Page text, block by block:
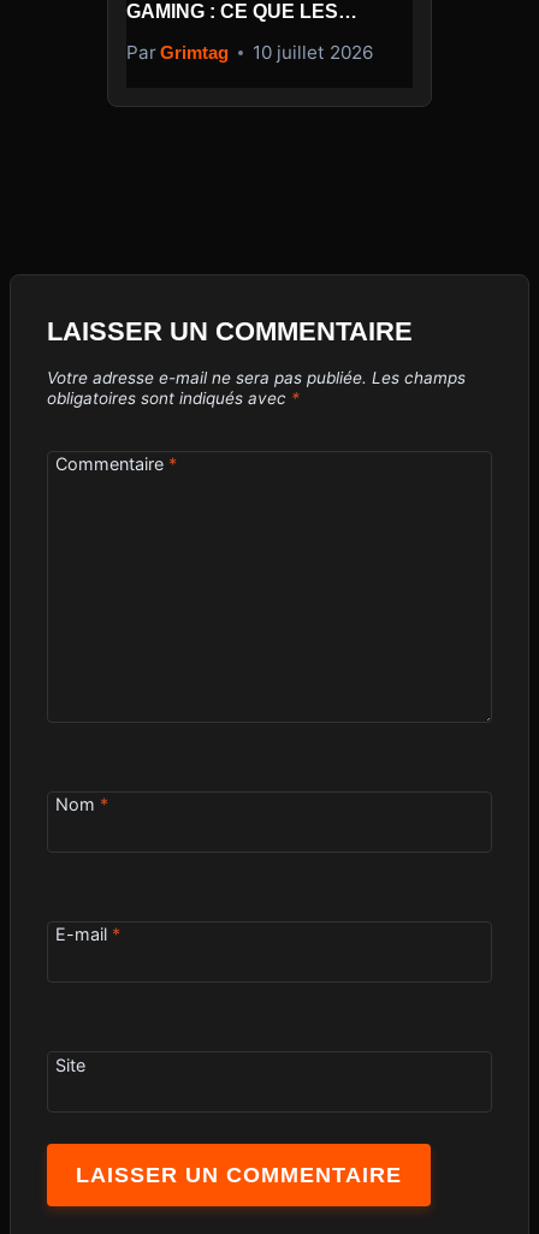
GAMING : CE QUE LES
ATTENDENT
VRAIMENT
ParGrimtag 10 juillet 2026
LAISSER UN COMMENTAIRE
Votre adresse e-mail ne sera pas publiée. Les champs
obligatoires sont indiqués avec *
Commentaire *
Nom *
E-mail *
Site